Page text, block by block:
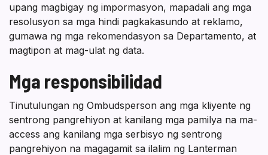
upang magbigay ng impormasyon, mapadali ang mga
resolusyon sa mga hindi pagkakasundo at reklamo,
gumawa ng mga rekomendasyon sa Departamento, at
magtipon at mag-ulat ng data.
Mga responsibilidad
Tinutulungan ng Ombudsperson ang mga kliyente ng
sentrong pangrehiyon at kanilang mga pamilya na ma-
access ang kanilang mga serbisyo ng sentrong
pangrehiyon na magagamit sa ilalim ng Lanterman